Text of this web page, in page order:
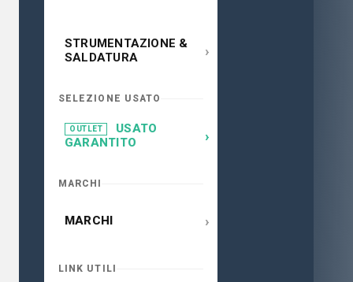
STRUMENTAZIONE &
SALDATURA
›
SELEZIONE USATO
OUTLET
USATO
GARANTITO
›
MARCHI
MARCHI ›
LINK UTILI